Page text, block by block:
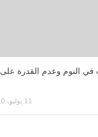
النوم وعدم القدرة على
11 يوليو، 2010